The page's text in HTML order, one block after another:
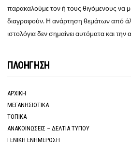
παρακαλούμε τον ή τους θιγόμενους να
διαγραφούν. Η ανάρτηση θεμάτων από
ιστολόγια δεν σημαίνει αυτόματα και
ΠΛΟΗΓΗΣΗ
ΑΡΧΙΚΗ
ΜΕΓΑΝΗΣΙΩΤΙΚΑ
ΤΟΠΙΚΑ
ΑΝΑΚΟΙΝΩΣΕΙΣ – ΔΕΛΤΙΑ ΤΥΠΟΥ
ΓΕΝΙΚΗ ΕΝΗΜΕΡΩΣΗ